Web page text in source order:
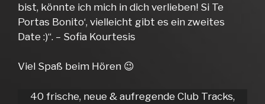
bist, könnte ich mich in dich verlieben! Si Te
Portas Bonito‘, vielleicht gibt es ein zweites
Date :)“. – Sofia Kourtesis
Viel Spaß beim Hören 😉
40 frische, neue & aufregende Club Tracks,